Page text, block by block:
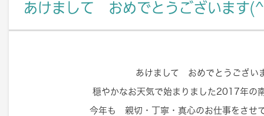
あけまして おめでとうございます
あけまして おめでとうござい
穏やかなお天気で始まりました2017年の
今年も 親切・丁寧・真心のお仕事をさせ